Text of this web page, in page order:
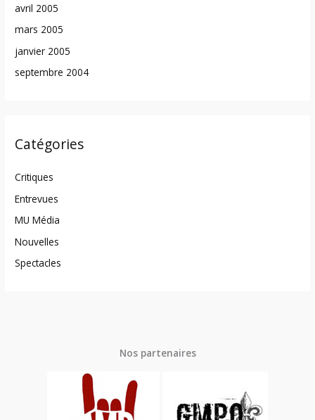
avril 2005
mars 2005
janvier 2005
septembre 2004
Catégories
Critiques
Entrevues
MU Média
Nouvelles
Spectacles
Nos partenaires